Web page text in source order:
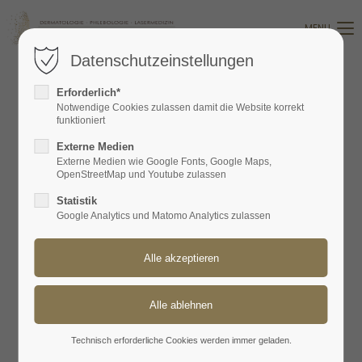
Login
Benutzername
Passwort
Lorem ipsum dolor sit amet:
MENU
KONTAKT UND SPRECHZEITEN
Online Termine
Instagram
Datenschutzeinstellungen
Erforderlich*
Notwendige Cookies zulassen damit die Website korrekt
funktioniert
Externe Medien
Externe Medien wie Google Fonts, Google Maps,
OpenStreetMap und Youtube zulassen
Statistik
Google Analytics und Matomo Analytics zulassen
Technisch erforderliche Cookies werden immer geladen.